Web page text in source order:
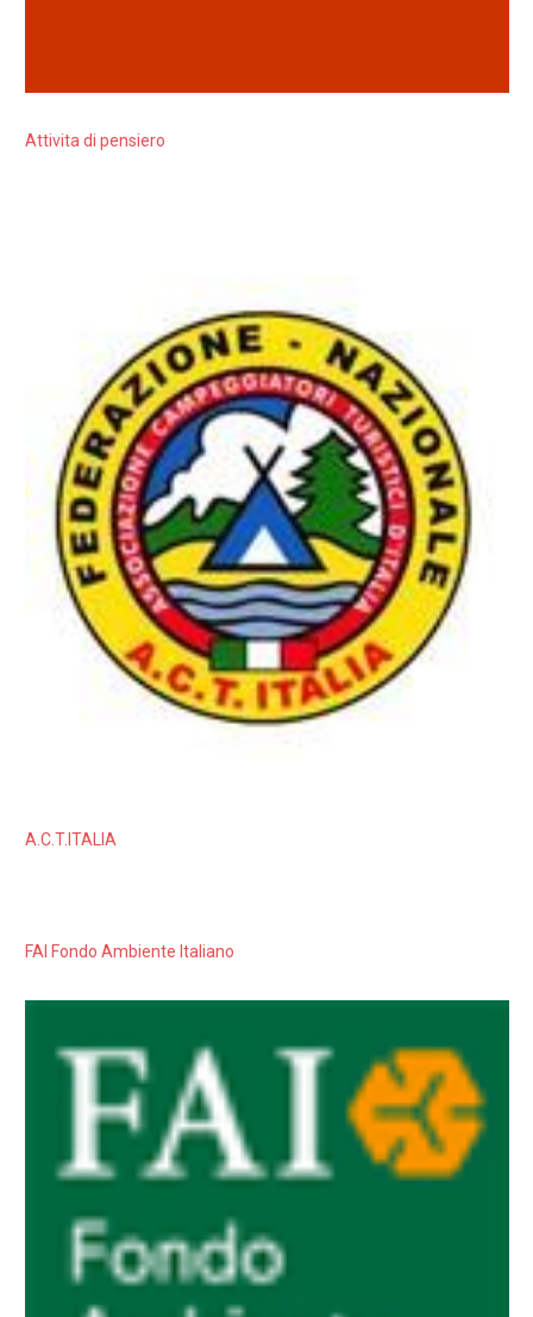
Attivita di pensiero
A.C.T.ITALIA
FAI Fondo Ambiente Italiano